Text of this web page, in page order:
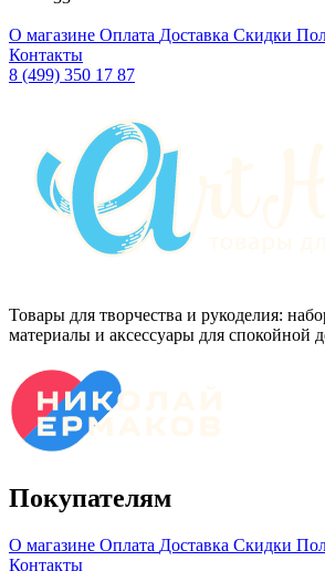
О магазине Оплата Доставка Скидки
Контакты
8 (499) 350 17 87
Товары для творчества и рукоделия:
материалы и аксессуары для спокойной
Покупателям
О магазине Оплата Доставка Скидки
Контакты